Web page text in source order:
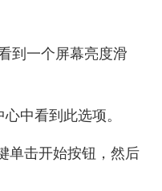
到一个屏幕亮度滑
中看到此选项。
单击开始按钮，然后